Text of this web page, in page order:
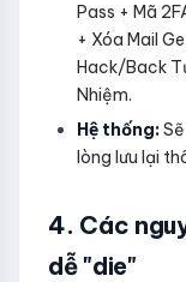
Pass + Mã
+ Xóa Mail
Hack/Back
Nhiệm.
Hệ thống:
lòng lưu lại
4. Các
dễ "die"